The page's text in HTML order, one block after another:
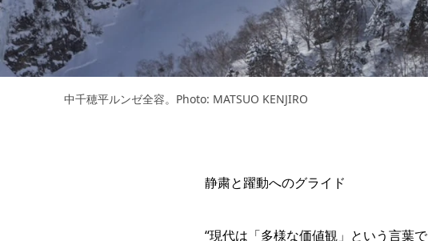
中千穂平ルンゼ全容。Photo: MATSUO KENJIRO
静粛と躍動へのグライド
“現代は「多様な価値観」という言葉